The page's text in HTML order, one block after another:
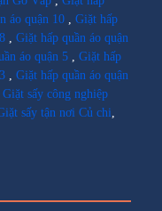
áo quận 10 , Giặt hấp
, Giặt hấp quần áo quận
áo quận 5 , Giặt hấp
, Giặt hấp quần áo quận
Giặt sấy công nghiệp
sấy tận nơi Củ chi,